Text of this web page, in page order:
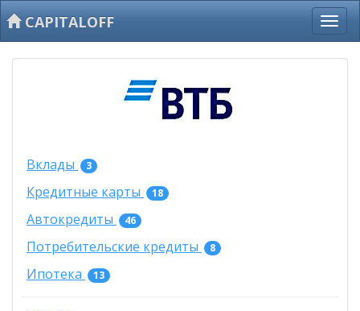
CAPITALOFF
Вклады 3
Кредитные карты 18
Автокредиты 46
Потребительские кредиты 8
Ипотека 13